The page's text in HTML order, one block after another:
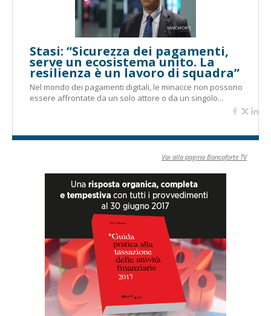
Stasi: “Sicurezza dei pagamenti,
serve un ecosistema unito. La
resilienza è un lavoro di squadra”
Nel mondo dei pagamenti digitali, le minacce non possono
essere affrontate da un solo attore o da un singolo...
Vai alla pagina Bancaforte TV